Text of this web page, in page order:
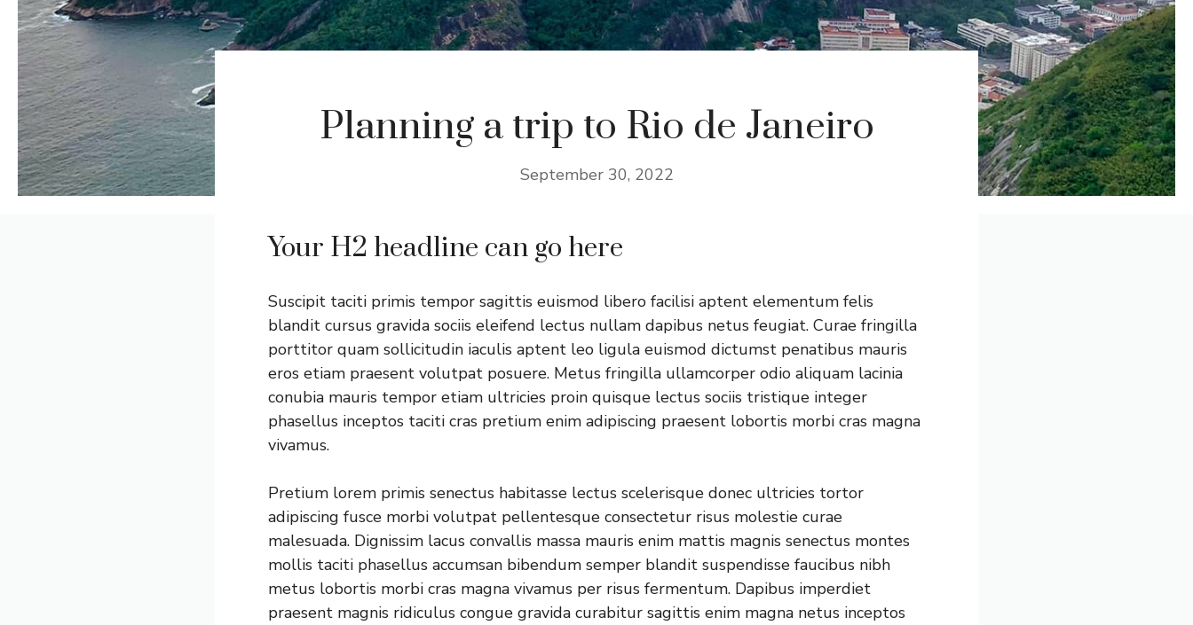
Planning a trip to Rio de Janeiro
September 30, 2022
Your H2 headline can go here
Suscipit taciti primis tempor sagittis euismod libero facilisi aptent elementum felis
blandit cursus gravida sociis eleifend lectus nullam dapibus netus feugiat. Curae fringilla
porttitor quam sollicitudin iaculis aptent leo ligula euismod dictumst penatibus mauris
eros etiam praesent volutpat posuere. Metus fringilla ullamcorper odio aliquam lacinia
conubia mauris tempor etiam ultricies proin quisque lectus sociis tristique integer
phasellus inceptos taciti cras pretium enim adipiscing praesent lobortis morbi cras magna
vivamus.
Pretium lorem primis senectus habitasse lectus scelerisque donec ultricies tortor
adipiscing fusce morbi volutpat pellentesque consectetur risus molestie curae
malesuada. Dignissim lacus convallis massa mauris enim mattis magnis senectus montes
mollis taciti phasellus accumsan bibendum semper blandit suspendisse faucibus nibh
metus lobortis morbi cras magna vivamus per risus fermentum. Dapibus imperdiet
praesent magnis ridiculus congue gravida curabitur sagittis enim magna netus inceptos